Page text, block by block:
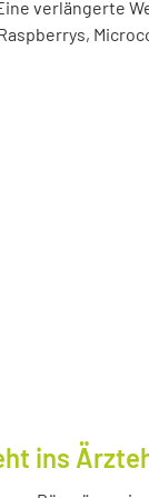
verlängerte
ins